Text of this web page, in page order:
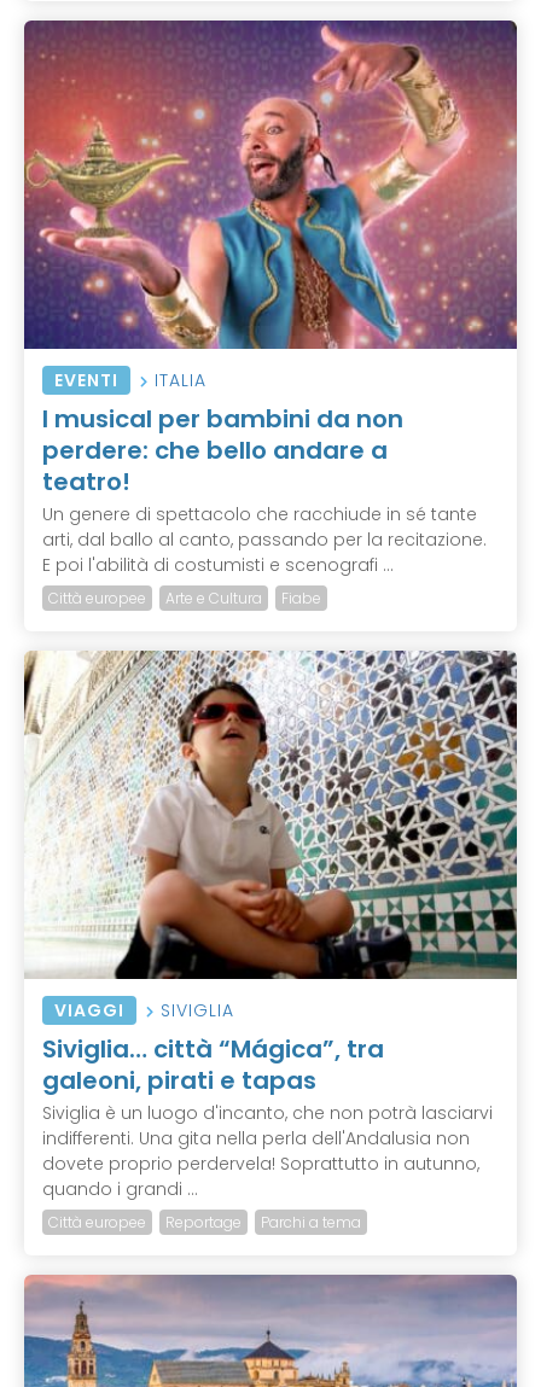
EVENTI ITALIA
I musical per bambini da non
perdere: che bello andare a
teatro!
Un genere di spettacolo che racchiude in sé tante
arti, dal ballo al canto, passando per la recitazione.
E poi l'abilità di costumisti e scenografi ...
Città europee Arte e Cultura Fiabe
VIAGGI SIVIGLIA
Siviglia… città “Mágica”, tra
galeoni, pirati e tapas
Siviglia è un luogo d'incanto, che non potrà lasciarvi
indifferenti. Una gita nella perla dell'Andalusia non
dovete proprio perdervela! Soprattutto in autunno,
quando i grandi ...
Città europee Reportage Parchi a tema